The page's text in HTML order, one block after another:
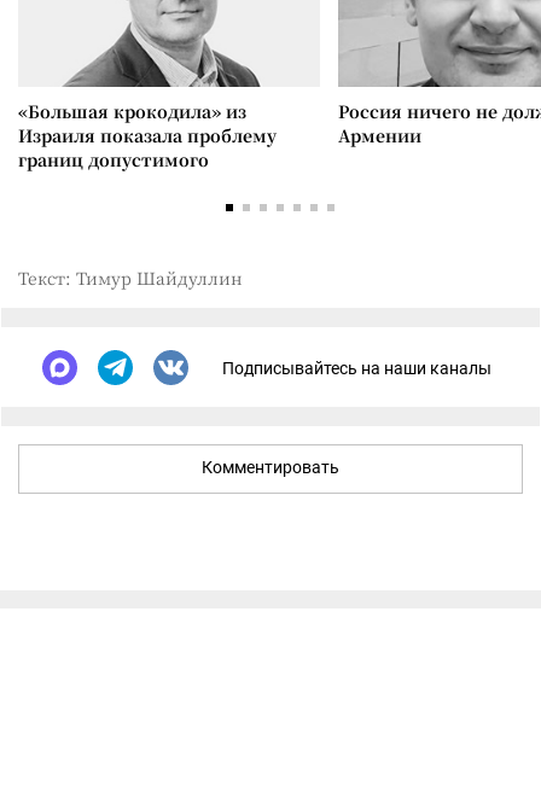
«Большая крокодила» из
Израиля показала проблему
границ допустимого
Россия ничего не
Армении
Текст: Тимур Шайдуллин
Подписывайтесь на наши каналы
Комментировать